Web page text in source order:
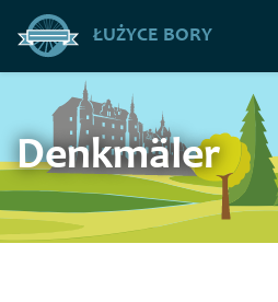
ŁUŻYCE BORY
Denkmäler